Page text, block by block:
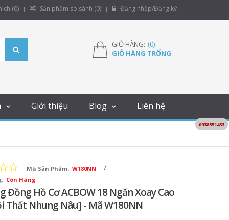
(0) Sản phẩm so sánh (0) Đăng nhập/Đăng ký
GIỎ HÀNG: (0)
GIỎ HÀNG TRỐNG
Giới thiệu Blog Liên hệ
Mã Sản Phẩm: W180NN /
Còn Hàng
Đồng Hồ Cơ ACBOW 18 Ngăn Xoay Cao
Thất Nhung Nâu] - Mã W180NN
0938551433